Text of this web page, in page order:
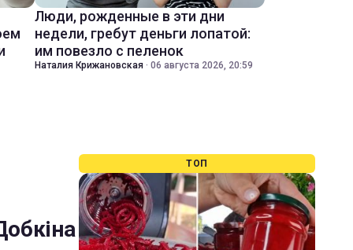
Люди, рожденные в эти дни
недели, гребут деньги лопатой:
им повезло с пеленок
Наталия Крижановская · 06 августа 2026, 20:59
ТОП